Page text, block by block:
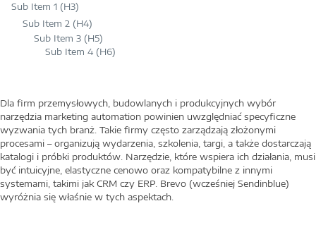
Sub Item 1 (H3)
Sub Item 2 (H4)
Sub Item 3 (H5)
Sub Item 4 (H6)
Dla firm przemysłowych, budowlanych i produkcyjnych wybór
narzędzia marketing automation powinien uwzględniać specyficzne
wyzwania tych branż. Takie firmy często zarządzają złożonymi
procesami – organizują wydarzenia, szkolenia, targi, a także dostarczają
katalogi i próbki produktów. Narzędzie, które wspiera ich działania, musi
być intuicyjne, elastyczne cenowo oraz kompatybilne z innymi
systemami, takimi jak CRM czy ERP. Brevo (wcześniej Sendinblue)
wyróżnia się właśnie w tych aspektach.